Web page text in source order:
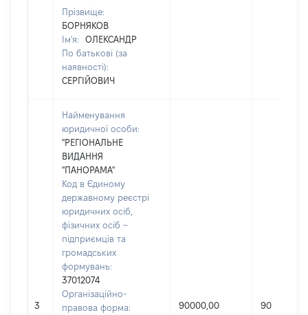
Прізвище:
БОРНЯКОВ
Ім'я:
ОЛЕКСАНДР
По батькові (за
наявності):
СЕРГІЙОВИЧ
3
Найменування
юридичної особи:
"РЕГІОНАЛЬНЕ
ВИДАННЯ
"ПАНОРАМА"
Код в Єдиному
державному реєстрі
юридичних осіб,
фізичних осіб –
підприємців та
громадських
формувань:
37012074
Організаційно-
правова форма:
90000,00 90